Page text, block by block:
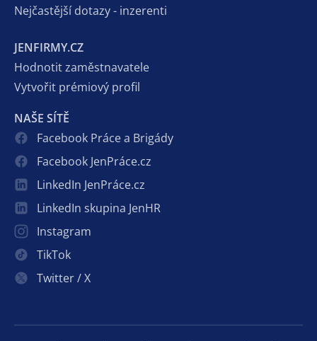
Nejčastější dotazy - inzerenti
JENFIRMY.CZ
Hodnotit zaměstnavatele
Vytvořit prémiový profil
NAŠE SÍTĚ
Facebook Práce a Brigády
Facebook JenPráce.cz
LinkedIn JenPráce.cz
LinkedIn skupina JenHR
Instagram
TikTok
Twitter / X